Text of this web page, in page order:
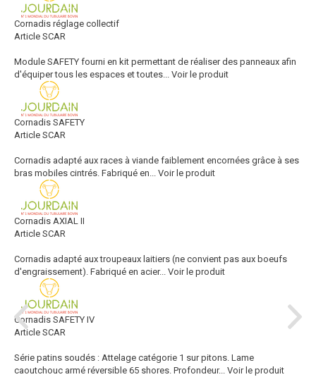
Cornadis réglage collectif
Article SCAR
Module SAFETY fourni en kit permettant de réaliser des panneaux afin
d'équiper tous les espaces et toutes... Voir le produit
Cornadis SAFETY
Article SCAR
Cornadis adapté aux races à viande faiblement encornées grâce à ses
bras mobiles cintrés. Fabriqué en... Voir le produit
Cornadis AXIAL II
Article SCAR
Cornadis adapté aux troupeaux laitiers (ne convient pas aux boeufs
d'engraissement). Fabriqué en acier... Voir le produit
Cornadis SAFETY IV
Article SCAR
Série patins soudés : Attelage catégorie 1 sur pitons. Lame
caoutchouc armé réversible 65 shores. Profondeur... Voir le produit